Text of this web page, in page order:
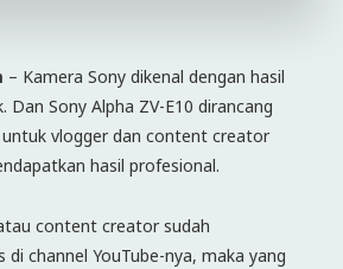
– Kamera Sony dikenal dengan hasil
Dan Sony Alpha ZV-E10 dirancang
vlogger dan content creator
hasil profesional.
content creator sudah
channel YouTube-nya, maka yang